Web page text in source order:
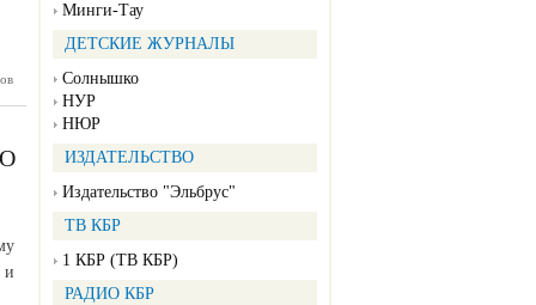
Минги-Тау
ДЕТСКИЕ ЖУРНАЛЫ
Солнышко
НУР
НЮР
ИЗДАТЕЛЬСТВО
Издательство "Эльбрус"
ТВ КБР
1 КБР (ТВ КБР)
РАДИО КБР
и